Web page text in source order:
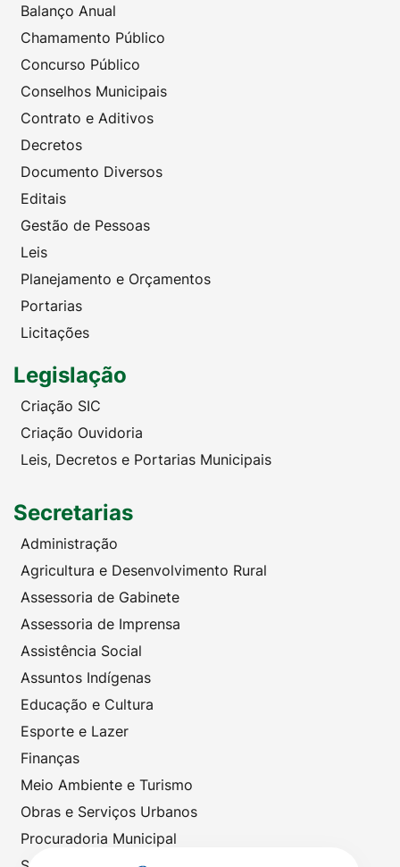
Balanço Anual
Chamamento Público
Concurso Público
Conselhos Municipais
Contrato e Aditivos
Decretos
Documento Diversos
Editais
Gestão de Pessoas
Leis
Planejamento e Orçamentos
Portarias
Licitações
Legislação
Criação SIC
Criação Ouvidoria
Leis, Decretos e Portarias Municipais
Secretarias
Administração
Agricultura e Desenvolvimento Rural
Assessoria de Gabinete
Assessoria de Imprensa
Assistência Social
Assuntos Indígenas
Educação e Cultura
Esporte e Lazer
Finanças
Meio Ambiente e Turismo
Obras e Serviços Urbanos
Procuradoria Municipal